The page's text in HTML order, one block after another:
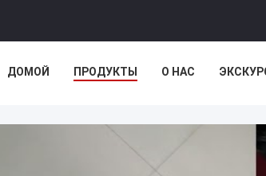
ДОМОЙ ПРОДУКТЫ О НАС